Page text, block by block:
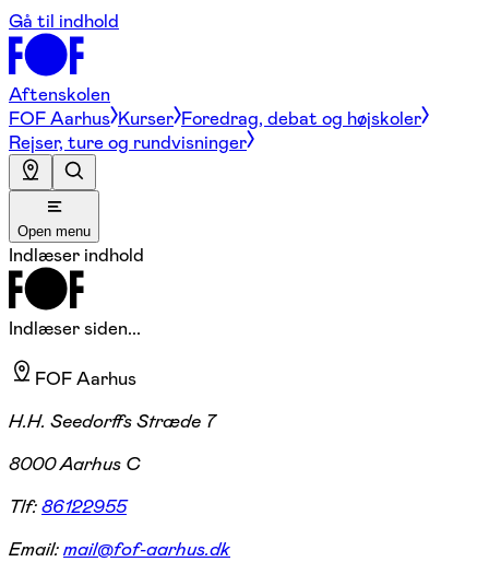
Gå til indhold
Aftenskolen
FOF Aarhus Kurser Foredrag, debat og højskoler
Rejser, ture og rundvisninger
Open menu
Indlæser indhold
Indlæser siden...
FOF Aarhus
H.H. Seedorffs Stræde 7
8000 Aarhus C
Tlf:86122955
Email:mail@fof-aarhus.dk